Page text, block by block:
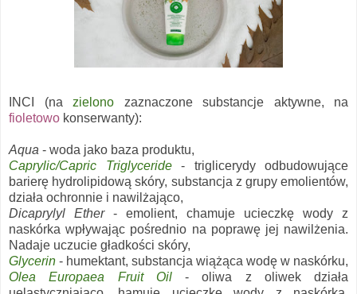
INCI (na zielono zaznaczone substancje aktywne, na
fioletowo konserwanty):
Aqua - woda jako baza produktu,
Caprylic/Capric Triglyceride- triglicerydy odbudowujące
barierę hydrolipidową skóry, substancja z grupy emolientów,
działa ochronnie i nawilżająco,
Dicaprylyl Ether - emolient, chamuje ucieczkę wody z
naskórka wpływając pośrednio na poprawę jej nawilżenia.
Nadaje uczucie gładkości skóry,
Glycerin - humektant, substancja wiążąca wodę w naskórku,
Olea Europaea Fruit Oil - oliwa z oliwek działa